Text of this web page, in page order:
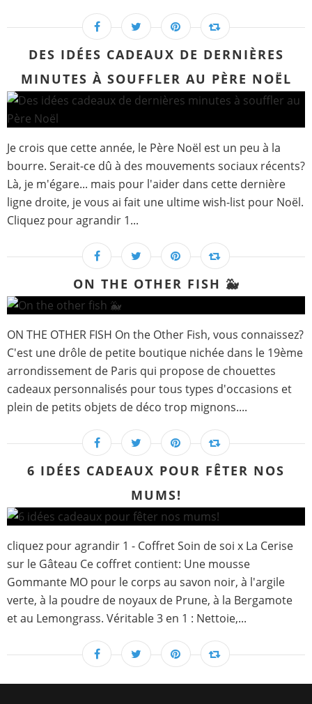
DES IDÉES CADEAUX DE DERNIÈRES
MINUTES À SOUFFLER AU PÈRE NOËL
Je crois que cette année, le Père Noël est un peu à la
bourre. Serait-ce dû à des mouvements sociaux récents?
Là, je m'égare... mais pour l'aider dans cette dernière
ligne droite, je vous ai fait une ultime wish-list pour Noël.
Cliquez pour agrandir 1...
ON THE OTHER FISH 🐳
ON THE OTHER FISH On the Other Fish, vous connaissez?
C'est une drôle de petite boutique nichée dans le 19ème
arrondissement de Paris qui propose de chouettes
cadeaux personnalisés pour tous types d'occasions et
plein de petits objets de déco trop mignons....
6 IDÉES CADEAUX POUR FÊTER NOS
MUMS!
cliquez pour agrandir 1 - Coffret Soin de soi x La Cerise
sur le Gâteau Ce coffret contient: Une mousse
Gommante MO pour le corps au savon noir, à l'argile
verte, à la poudre de noyaux de Prune, à la Bergamote
et au Lemongrass. Véritable 3 en 1 : Nettoie,...